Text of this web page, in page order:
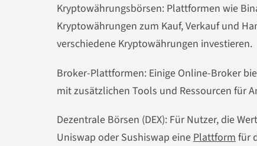
Kryptowährungsbörsen: Plattformen wie
Kryptowährungen zum Kauf, Verkauf und
verschiedene Kryptowährungen investieren.
Broker-Plattformen: Einige Online-Broker
mit zusätzlichen Tools und Ressourcen für
Dezentrale Börsen (DEX): Für Nutzer, die
Uniswap oder Sushiswap einePlattformfür